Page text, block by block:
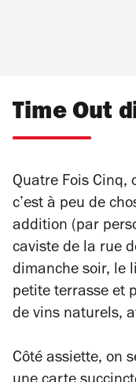
Time Out
Quatre Fois Cinq,
c’est à peu de
addition (par
caviste de la rue
dimanche soir, le
petite terrasse et
de vins naturels,
Côté assiette, on